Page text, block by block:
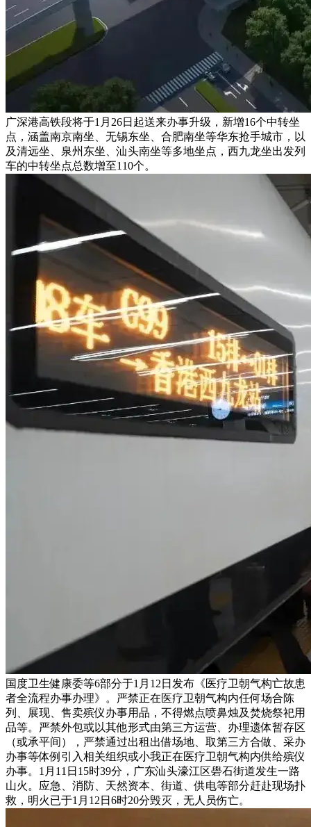
广深港高铁段将于1月26日起送来办事升级，新增16个中转坐
点，涵盖南京南坐、无锡东坐、合肥南坐等华东抢手城市，以
及清远坐、泉州东坐、汕头南坐等多地坐点，西九龙坐出发列
车的中转坐点总数增至110个。
国度卫生健康委等6部分于1月12日发布《医疗卫朝气构亡故患
者全流程办事办理》。严禁正在医疗卫朝气构内任何场合陈
列、展现、售卖殡仪办事用品，不得燃点喷鼻烛及焚烧祭祀用
品等。严禁外包或以其他形式由第三方运营、办理遗体暂存区
（或承平间），严禁通过出租出借场地、取第三方合做、采办
办事等体例引入相关组织或小我正在医疗卫朝气构内供给殡仪
办事。1月11日15时39分，广东汕头濠江区礐石街道发生一路
山火。应急、消防、天然资本、街道、供电等部分赶赴现场扑
救，明火已于1月12日6时20分毁灭，无人员伤亡。